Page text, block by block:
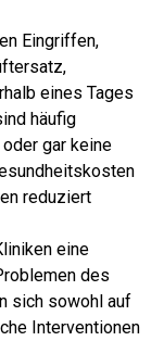
Eingriffen,
eines Tages
häufig
gar keine
reduziert
eine
des
sich sowohl auf
Interventionen